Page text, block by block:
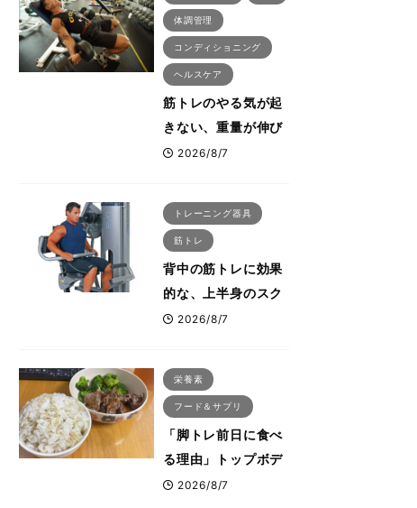
体調管理
コンディショニング
ヘルスケア
筋トレのやる気が起
きない、重量が伸び
ない ボディビル世
える食事・睡眠・呼
吸の整え方
2026/8/7
トレーニング器具
筋トレ
背中の筋トレに効果
的な、上半身のスク
ワットとも言われた
ス・プルオーバーマ
シン”とは？
2026/8/7
栄養素
フード＆サプリ
「脚トレ前日に食べ
る理由」トップボデ
ィビルダーが愛用す
2026/8/7